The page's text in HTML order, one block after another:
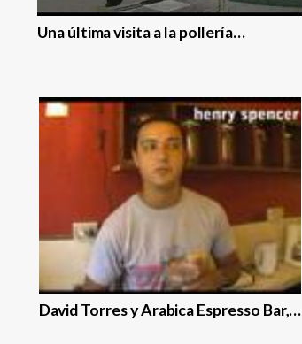
Una última visita a la pollerí­a…
David Torres y Arabica Espresso Bar,…